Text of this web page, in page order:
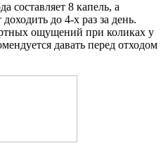
составляет 8 капель, а
до 4-х раз за день.
ощущений при коликах у
давать перед отходом